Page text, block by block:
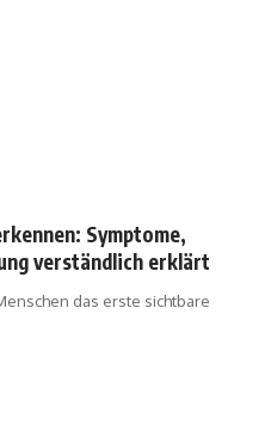
Symptome,
verständlich erklärt
das erste sichtbare